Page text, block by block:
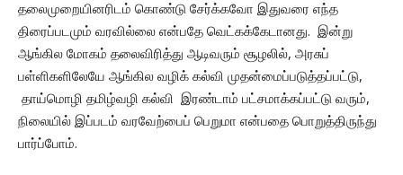
தலைமுறையினரிடம் கொண்டு சேர்க்கவோ இதுவரை எந்த
திரைப்படமும் வரவில்லை என்பதே வெட்கக்கேடானது. இன்று
ஆங்கில மோகம் தலைவிரித்து ஆடிவரும் சூழலில், அரசுப்
பள்ளிகளிலேயே ஆங்கில வழிக் கல்வி முதன்மைப்படுத்தப்பட்டு,
தாய்மொழி தமிழ்வழி கல்வி இரண்டாம் பட்சமாக்கப்பட்டு வரும்,
நிலையில் இப்படம் வரவேற்பைப் பெறுமா என்பதை பொறுத்திருந்து
பார்ப்போம்.